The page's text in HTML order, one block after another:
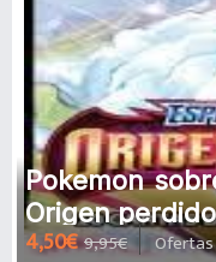
Pokemon
Origen perdido
4,50€ 9,95€